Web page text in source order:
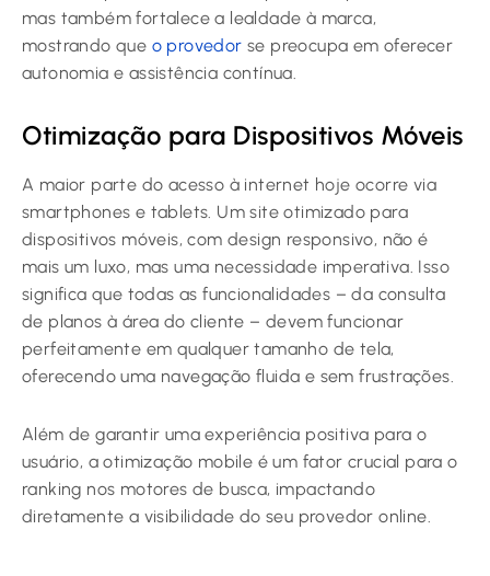
mas também fortalece a lealdade à marca,
mostrando que o provedor se preocupa em oferecer
autonomia e assistência contínua.
Otimização para Dispositivos Móveis
A maior parte do acesso à internet hoje ocorre via
smartphones e tablets. Um site otimizado para
dispositivos móveis, com design responsivo, não é
mais um luxo, mas uma necessidade imperativa. Isso
significa que todas as funcionalidades – da consulta
de planos à área do cliente – devem funcionar
perfeitamente em qualquer tamanho de tela,
oferecendo uma navegação fluida e sem frustrações.
Além de garantir uma experiência positiva para o
usuário, a otimização mobile é um fator crucial para o
ranking nos motores de busca, impactando
diretamente a visibilidade do seu provedor online.